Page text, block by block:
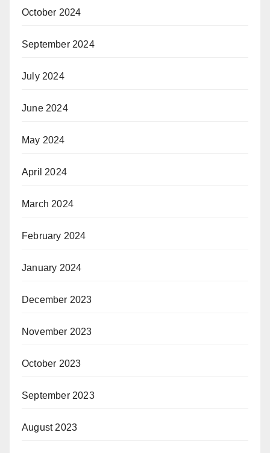
October 2024
September 2024
July 2024
June 2024
May 2024
April 2024
March 2024
February 2024
January 2024
December 2023
November 2023
October 2023
September 2023
August 2023